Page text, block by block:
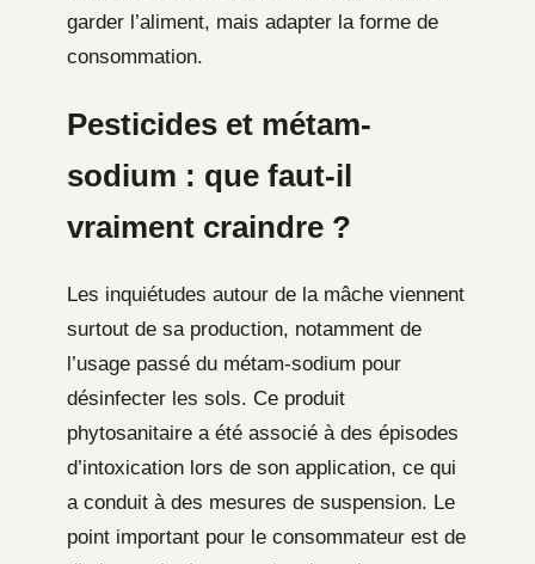
garder l’aliment, mais adapter la forme de
consommation.
Pesticides et métam-
sodium : que faut-il
vraiment craindre ?
Les inquiétudes autour de la mâche viennent
surtout de sa production, notamment de
l’usage passé du métam-sodium pour
désinfecter les sols. Ce produit
phytosanitaire a été associé à des épisodes
d’intoxication lors de son application, ce qui
a conduit à des mesures de suspension. Le
point important pour le consommateur est de